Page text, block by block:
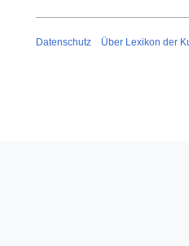
Datenschutz Über Lexikon der